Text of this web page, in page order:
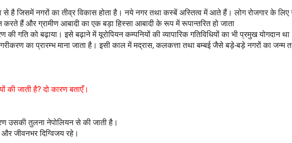
से है जिसमें नगरों का तीव्र विकास होता है। नये नगर तथा कस्बें अस्तित्व में आते हैं। लोग रोजगार के लिए
हैं और ग्रामीण आबादी का एक बड़ा हिस्सा आबादी के रूप में रूपान्तरित हो जाता
गति को बढ़ाया। इसे बढ़ाने में यूरोपियन कम्पनियों की व्यापारिक गतिविधियों का भी प्रमुख योगदान
का प्रारम्भ माना जाता है। इसी काल में मद्रास, कलकत्ता तथा बम्बई जैसे बड़े-बड़े नगरों का जन्म
की जाती है? दो कारण बताएँ।
उसकी तुलना नेपोलियन से की जाती है।
जीवनभर दिग्विजय रहे।